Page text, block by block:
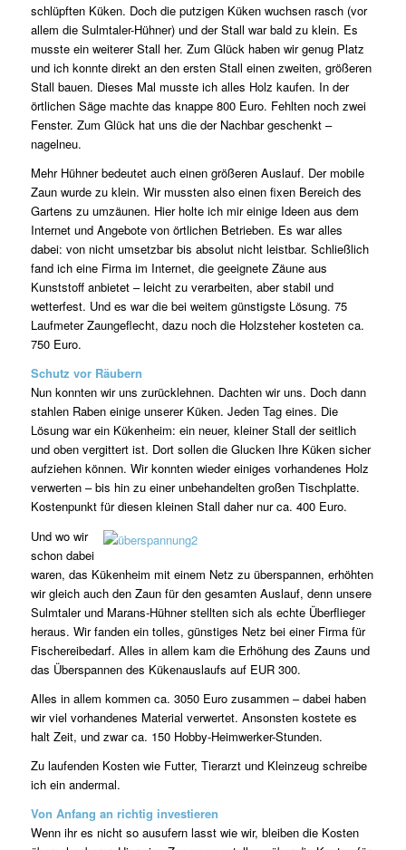
schlüpften Küken. Doch die putzigen Küken wuchsen rasch (vor
allem die Sulmtaler-Hühner) und der Stall war bald zu klein. Es
musste ein weiterer Stall her. Zum Glück haben wir genug Platz
und ich konnte direkt an den ersten Stall einen zweiten, größeren
Stall bauen. Dieses Mal musste ich alles Holz kaufen. In der
örtlichen Säge machte das knappe 800 Euro. Fehlten noch zwei
Fenster. Zum Glück hat uns die der Nachbar geschenkt –
nagelneu.
Mehr Hühner bedeutet auch einen größeren Auslauf. Der mobile
Zaun wurde zu klein. Wir mussten also einen fixen Bereich des
Gartens zu umzäunen. Hier holte ich mir einige Ideen aus dem
Internet und Angebote von örtlichen Betrieben. Es war alles
dabei: von nicht umsetzbar bis absolut nicht leistbar. Schließlich
fand ich eine Firma im Internet, die geeignete Zäune aus
Kunststoff anbietet – leicht zu verarbeiten, aber stabil und
wetterfest. Und es war die bei weitem günstigste Lösung. 75
Laufmeter Zaungeflecht, dazu noch die Holzsteher kosteten ca.
750 Euro.
Schutz vor Räubern
Nun konnten wir uns zurücklehnen. Dachten wir uns. Doch dann
stahlen Raben einige unserer Küken. Jeden Tag eines. Die
Lösung war ein Kükenheim: ein neuer, kleiner Stall der seitlich
und oben vergittert ist. Dort sollen die Glucken Ihre Küken sicher
aufziehen können. Wir konnten wieder einiges vorhandenes Holz
verwerten – bis hin zu einer unbehandelten großen Tischplatte.
Kostenpunkt für diesen kleinen Stall daher nur ca. 400 Euro.
Und wo wir
schon dabei
waren, das Kükenheim mit einem Netz zu überspannen, erhöhten
wir gleich auch den Zaun für den gesamten Auslauf, denn unsere
Sulmtaler und Marans-Hühner stellten sich als echte Überflieger
heraus. Wir fanden ein tolles, günstiges Netz bei einer Firma für
Fischereibedarf. Alles in allem kam die Erhöhung des Zauns und
das Überspannen des Kükenauslaufs auf EUR 300.
Alles in allem kommen ca. 3050 Euro zusammen – dabei haben
wir viel vorhandenes Material verwertet. Ansonsten kostete es
halt Zeit, und zwar ca. 150 Hobby-Heimwerker-Stunden.
Zu laufenden Kosten wie Futter, Tierarzt und Kleinzeug schreibe
ich ein andermal.
Von Anfang an richtig investieren
Wenn ihr es nicht so ausufern lasst wie wir, bleiben die Kosten